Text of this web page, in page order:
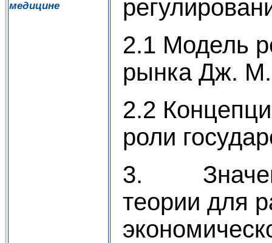
медицине
2.1 Модель
рынка Дж.
2.2
роли
3.
теории для